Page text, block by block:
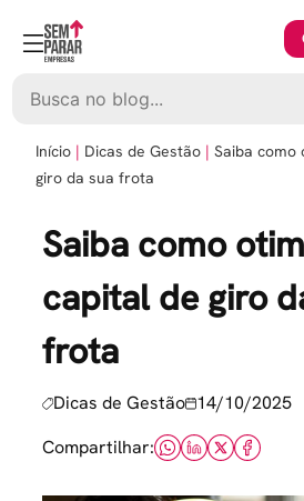
content
Início Dicas de Gestão
Saiba como
giro da sua frota
Saiba como
capital de giro
frota
Dicas de Gestão 14/10/2025
Compartilhar: